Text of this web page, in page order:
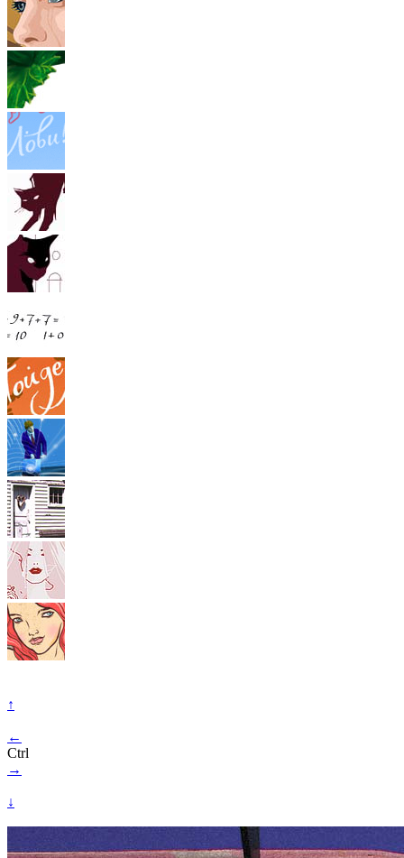
↑
←
Ctrl
→
↓